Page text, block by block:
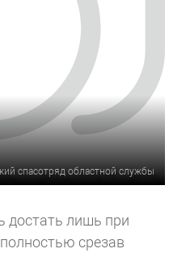
спасотряд областной службы
достать лишь при
срезав